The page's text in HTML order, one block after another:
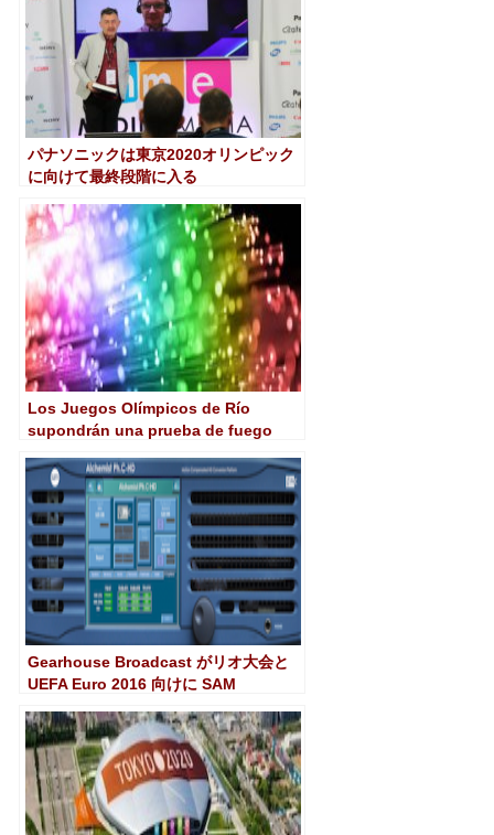
パナソニックは東京2020オリンピック
に向けて最終段階に入る
Los Juegos Olímpicos de Río
supondrán una prueba de fuego
Gearhouse Broadcast がリオ大会と
UEFA Euro 2016 向けに SAM